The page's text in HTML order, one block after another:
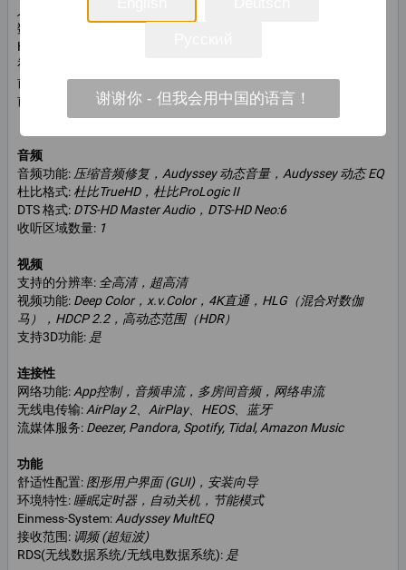
数字音频输入:
HDMI接口:
视频接口:
前置放大器输出:2个超低音扬声器接口（Cinch/RCA）
前置接口:
HDMI输入，耳机输出，iPod-USB连接，1个测量麦克风
（设置麦克风）
音频
音频功能: 压缩音频修复，Audyssey 动态音量，Audyssey 动态 EQ
杜比格式: 杜比TrueHD，杜比ProLogic II
DTS 格式: DTS-HD Master Audio，DTS-HD Neo:6
收听区域数量: 1
视频
支持的分辨率: 全高清，超高清
视频功能: Deep Color，x.v.Color，4K直通，HLG（混合对数伽
马），HDCP 2.2，高动态范围（HDR）
支持3D功能: 是
连接性
网络功能: App控制，音频串流，多房间音频，网络串流
无线电传输: AirPlay 2、AirPlay、HEOS、蓝牙
流媒体服务: Deezer, Pandora, Spotify, Tidal, Amazon Music
功能
舒适性配置: 图形用户界面 (GUI)，安装向导
环境特性: 睡眠定时器，自动关机，节能模式
Einmess-System: Audyssey MultEQ
接收范围: 调频 (超短波)
RDS(无线数据系统/无线电数据系统): 是
谢谢你 - 但我会用中国的语言！